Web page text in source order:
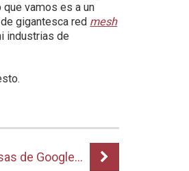
que vamos es a un
gigantesca red mesh
industrias de
de Google…